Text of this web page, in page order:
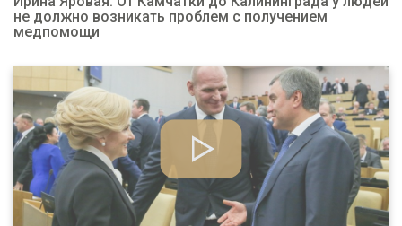
не должно возникать проблем с получением
медпомощи